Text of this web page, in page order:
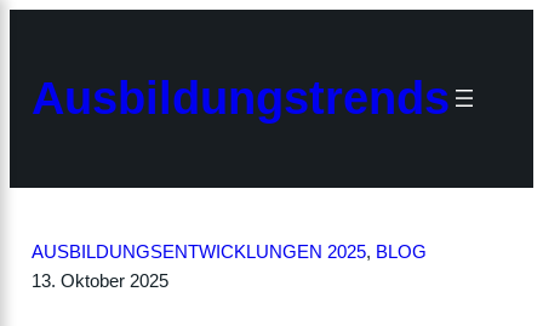
springen
Ausbildungstrends
AUSBILDUNGSENTWICKLUNGEN 2025, BLOG
13. Oktober 2025